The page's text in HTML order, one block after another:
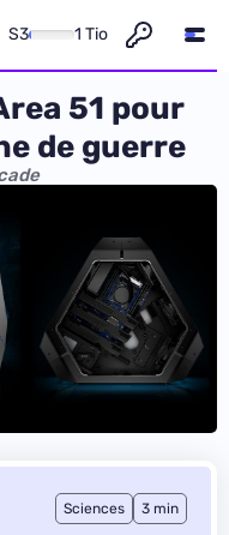
S3 1 Tio
51 pour
de guerre
Sciences 3 min